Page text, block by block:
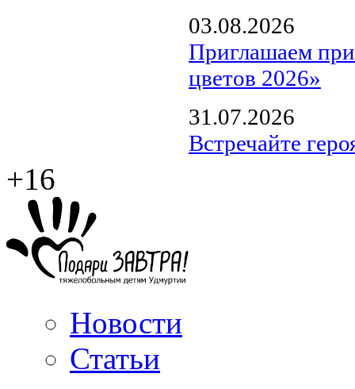
03.08.2026
Приглашаем
цветов 2026»
31.07.2026
Встречайте
+16
Новости
Статьи